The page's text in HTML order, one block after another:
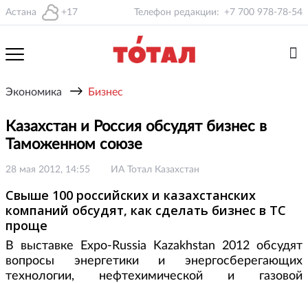
Астана +17 Телефон редакции: +7 700 978-78-54
Экономика → Бизнес
Казахстан и Россия обсудят бизнес в
Таможенном союзе
28 мая 2012, 14:55 ИА Тотал Казахстан
Свыше 100 российских и казахстанских
компаний обсудят, как сделать бизнес в ТС
проще
В выставке Expo-Russia Kazakhstan 2012 обсудят
вопросы энергетики и энергосберегающих
технологии, нефтехимической и газовой